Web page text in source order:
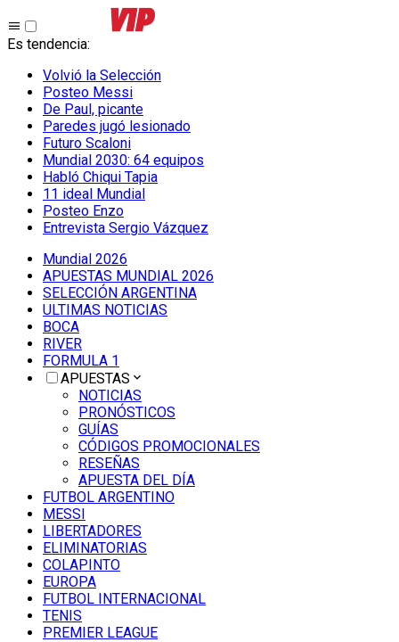
Es tendencia:
Volvió la Selección
Posteo Messi
De Paul, picante
Paredes jugó lesionado
Futuro Scaloni
Mundial 2030: 64 equipos
Habló Chiqui Tapia
11 ideal Mundial
Posteo Enzo
Entrevista Sergio Vázquez
Mundial 2026
APUESTAS MUNDIAL 2026
SELECCIÓN ARGENTINA
ULTIMAS NOTICIAS
BOCA
RIVER
FORMULA 1
APUESTAS
NOTICIAS
PRONÓSTICOS
GUÍAS
CÓDIGOS PROMOCIONALES
RESEÑAS
APUESTA DEL DÍA
FUTBOL ARGENTINO
MESSI
LIBERTADORES
ELIMINATORIAS
COLAPINTO
EUROPA
FUTBOL INTERNACIONAL
TENIS
PREMIER LEAGUE